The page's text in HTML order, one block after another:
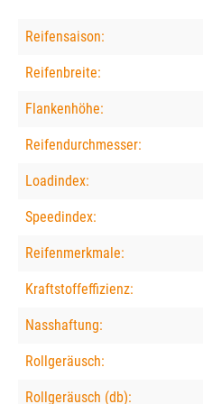
Reifensaison:
Reifenbreite:
Flankenhöhe:
Reifendurchmesser:
Loadindex:
Speedindex:
Reifenmerkmale:
Kraftstoffeffizienz:
Nasshaftung:
Rollgeräusch:
Rollgeräusch (db):